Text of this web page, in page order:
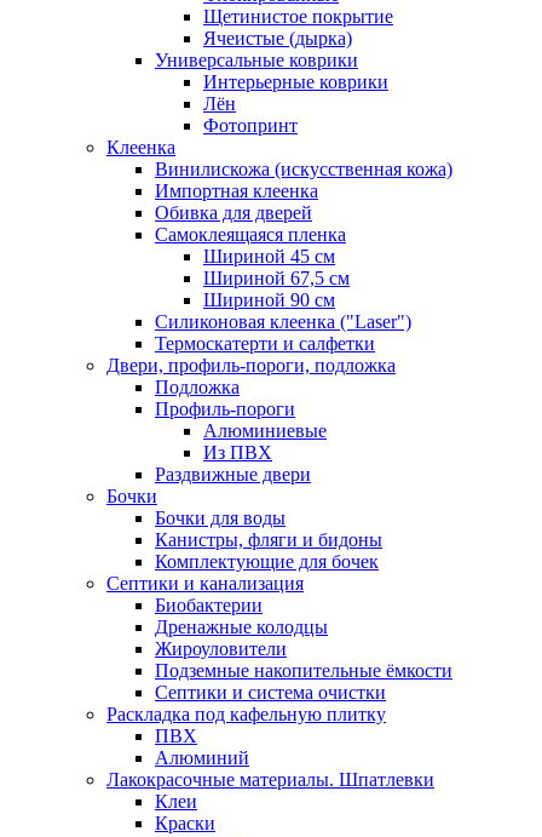
Щетинистое покрытие
Ячеистые (дырка)
Универсальные коврики
Интерьерные коврики
Лён
Фотопринт
Клеенка
Винилискожа (искусственная кожа)
Импортная клеенка
Обивка для дверей
Самоклеящаяся пленка
Шириной 45 см
Шириной 67,5 см
Шириной 90 см
Силиконовая клеенка ("Laser")
Термоскатерти и салфетки
Двери, профиль-пороги, подложка
Подложка
Профиль-пороги
Алюминиевые
Из ПВХ
Раздвижные двери
Бочки
Бочки для воды
Канистры, фляги и бидоны
Комплектующие для бочек
Септики и канализация
Биобактерии
Дренажные колодцы
Жироуловители
Подземные накопительные ёмкости
Септики и система очистки
Раскладка под кафельную плитку
ПВХ
Алюминий
Лакокрасочные материалы. Шпатлевки
Клеи
Краски